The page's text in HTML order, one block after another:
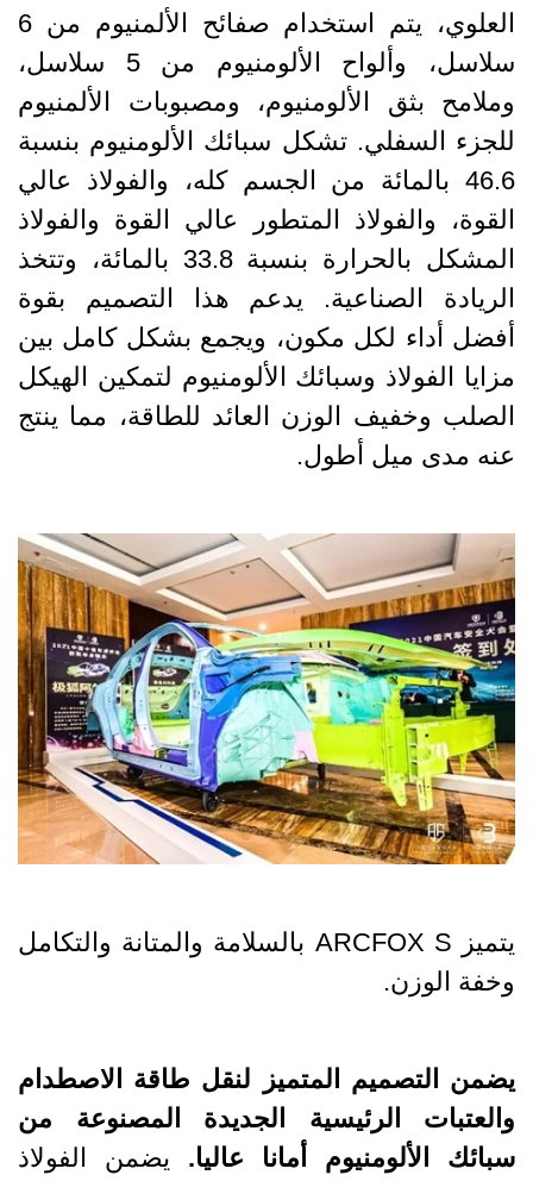
العلوي، يتم استخدام صفائح الألمنيوم من 6
سلاسل، وألواح الألومنيوم من 5 سلاسل،
وملامح بثق الألومنيوم، ومصبوبات الألمنيوم
للجزء السفلي. تشكل سبائك الألومنيوم بنسبة
46.6 بالمائة من الجسم كله، والفولاذ عالي
القوة، والفولاذ المتطور عالي القوة والفولاذ
المشكل بالحرارة بنسبة 33.8 بالمائة، وتتخذ
الريادة الصناعية. يدعم هذا التصميم بقوة
أفضل أداء لكل مكون، ويجمع بشكل كامل بين
مزايا الفولاذ وسبائك الألومنيوم لتمكين الهيكل
الصلب وخفيف الوزن العائد للطاقة، مما ينتج
عنه مدى ميل أطول.
يتميز ARCFOX S بالسلامة والمتانة والتكامل
وخفة الوزن.
يضمن التصميم المتميز لنقل طاقة الاصطدام
والعتبات الرئيسية الجديدة المصنوعة من
سبائك الألومنيوم أمانا عاليا. يضمن الفولاذ